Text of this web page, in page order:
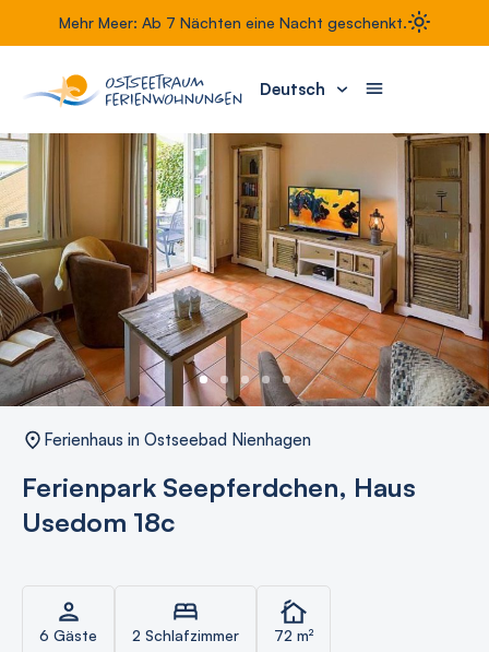
Mehr Meer: Ab 7 Nächten eine Nacht geschenkt.
Deutsch
Ferienhaus in Ostseebad Nienhagen
Ferienpark Seepferdchen, Haus
Usedom 18c
6 Gäste 2 Schlafzimmer 72 m²